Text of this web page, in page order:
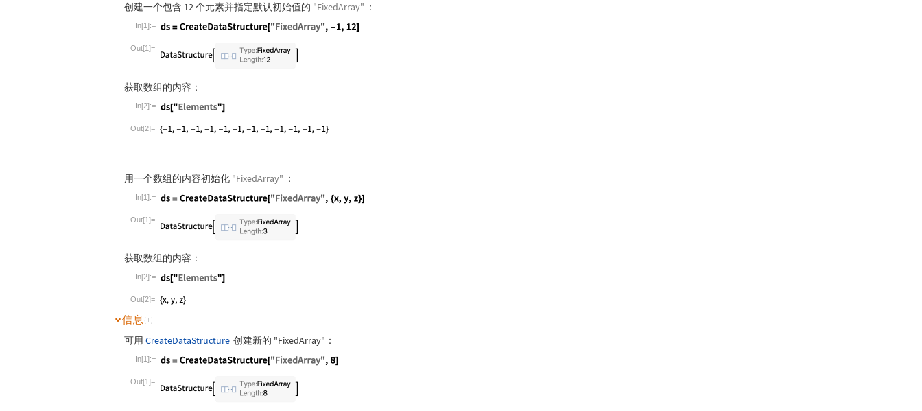
创建一个包含 12 个元素并指定默认初始值的 "FixedArray" ：
In[1]:=
Wolfram Language code: ds = CreateDataStructure["FixedArray", -1, 12]
Out[1]=
获取数组的内容：
In[2]:=
Wolfram Language code:ds["Elements"]
Out[2]=
用一个数组的内容初始化 "FixedArray" ：
In[1]:=
Wolfram Language code:
Out[1]=
获取数组的内容：
In[2]:=
Wolfram Language code:
Out[2]=
信息 (1)
可用 CreateDataStructure 创建新的 "FixedArray" ：
In[1]:=
Wolfram Language code: ds = CreateDataStructure["FixedArray", 8]
Out[1]=